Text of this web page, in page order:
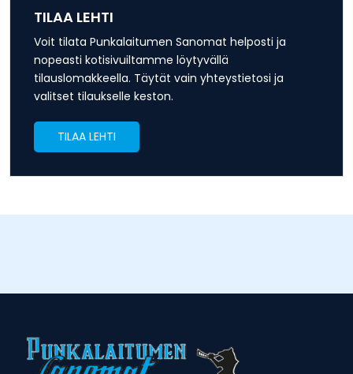
TILAA LEHTI
Voit tilata Punkalaitumen Sanomat helposti ja
nopeasti kotisivuiltamme löytyvällä
tilauslomakkeella. Täytät vain yhteystietosi ja
valitset tilaukselle keston.
TILAA LEHTI